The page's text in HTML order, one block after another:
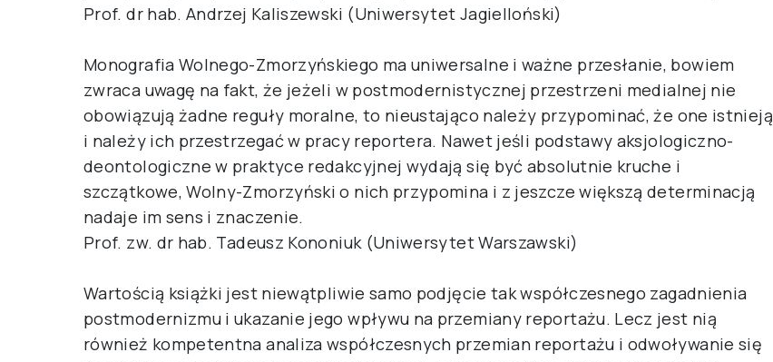
Prof. dr hab. Andrzej Kaliszewski (Uniwersytet Jagielloński)
Monografia Wolnego-Zmorzyńskiego ma uniwersalne i ważne przesłanie, bowiem
zwraca uwagę na fakt, że jeżeli w postmodernistycznej przestrzeni medialnej nie
obowiązują żadne reguły moralne, to nieustająco należy przypominać, że one istnieją
i należy ich przestrzegać w pracy reportera. Nawet jeśli podstawy aksjologiczno-
deontologiczne w praktyce redakcyjnej wydają się być absolutnie kruche i
szczątkowe, Wolny-Zmorzyński o nich przypomina i z jeszcze większą determinacją
nadaje im sens i znaczenie.
Prof. zw. dr hab. Tadeusz Kononiuk (Uniwersytet Warszawski)
Wartością książki jest niewątpliwie samo podjęcie tak współczesnego zagadnienia
postmodernizmu i ukazanie jego wpływu na przemiany reportażu. Lecz jest nią
również kompetentna analiza współczesnych przemian reportażu i odwoływanie się